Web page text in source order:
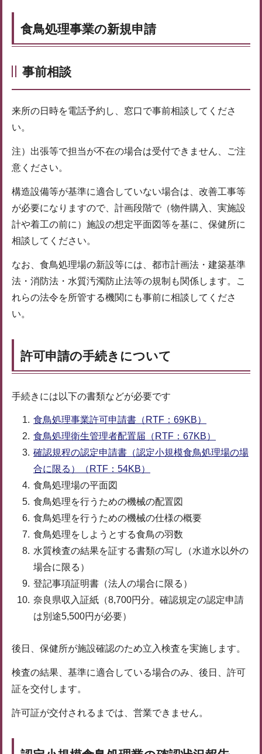
食鳥処理事業の新規申請
事前相談
来所の日時を電話予約し、窓口で事前相談してくださ
い。
注）出張等で担当が不在の場合は受付できません、ご注
意ください。
構造設備等が基準に適合していない場合は、改善工事等
が必要になりますので、計画段階で（物件購入、実施設
計や着工の前に）施設の想定平面図等を基に、保健所に
相談してください。
なお、食鳥処理場の新設等には、都市計画法・建築基準
法・消防法・水質汚濁防止法等の規制も関係します。こ
れらの法令を所管する機関にも事前に相談してくださ
い。
許可申請の手続きについて
手続きには以下の書類などが必要です
食鳥処理事業許可申請書（RTF：69KB）
食鳥処理衛生管理者配置届（RTF：67KB）
確認規程の認定申請書（認定小規模食鳥処理場の場
合に限る）（RTF：54KB）
食鳥処理場の平面図
食鳥処理を行うための機械の配置図
食鳥処理を行うための機械の仕様の概要
食鳥処理をしようとする食鳥の羽数
水質検査の結果を証する書類の写し（水道水以外の
場合に限る）
登記事項証明書（法人の場合に限る）
奈良県収入証紙（8,700円分。確認規定の認定申請
は別途5,500円が必要）
後日、保健所が施設確認のため立入検査を実施します。
検査の結果、基準に適合している場合のみ、後日、許可
証を交付します。
許可証が交付されるまでは、営業できません。